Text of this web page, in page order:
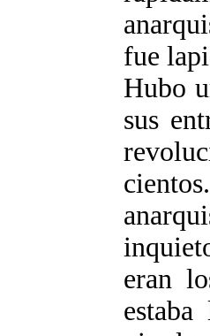
fue
Hubo
sus
eran